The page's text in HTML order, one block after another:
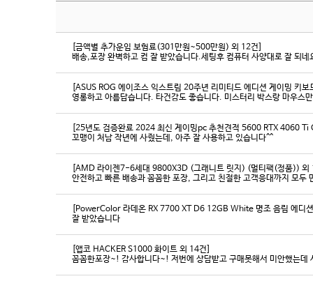
[금액별 추가운임 보험료(301만원~500만원) 외 12건]
배송,포장 완벽하고 컴 잘 받았습니다.세팅후 컴퓨터 사양대로 잘 되
[ASUS ROG 에이조스 익스트림 20주년 리미티드 에디션 게이밍 키
영롱하고 아름답습니다. 타건감도 좋습니다. 미스터리 박스랑 마우스
[25년도 검증완료 2024 최신 게이밍pc 추천견적 5600 RTX 4060
꼬맹이 처남 작년에 사줬는데, 아주 잘 사용하고 있습니다^^
[AMD 라이젠7-6세대 9800X3D (그래니트 릿지) (멀티팩(정품)) 외
[PowerColor 라데온 RX 7700 XT D6 12GB White 명조 음림 에디
잘 받았습니다
[앱코 HACKER S1000 화이트 외 14건]
꼼꼼한포장~! 감사합니다~! 저번에 상담받고 구매못해서 미안했는